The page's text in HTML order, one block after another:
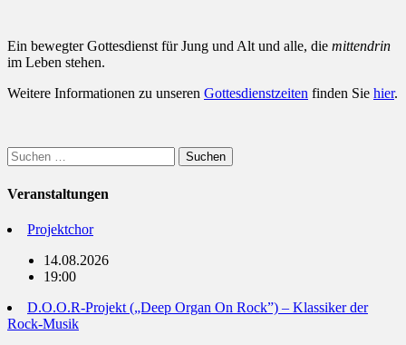
Ein bewegter Gottesdienst für Jung und Alt und alle, die mittendrin
im Leben stehen.
Weitere Informationen zu unseren Gottesdienstzeiten finden Sie hier.
Suchen
nach:
Veranstaltungen
Projektchor
14.08.2026
19:00
D.O.O.R-Projekt („Deep Organ On Rock”) – Klassiker der
Rock-Musik